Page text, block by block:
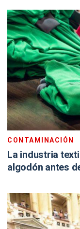
CONTAMINACIÓN
La industria
algodón antes